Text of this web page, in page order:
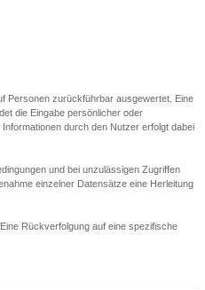
Personen zurückführbar ausgewertet. Eine
die Eingabe persönlicher oder
durch den Nutzer erfolgt dabei
und bei unzulässigen Zugriffen
einzelner Datensätze eine Herleitung
Rückverfolgung auf eine spezifische